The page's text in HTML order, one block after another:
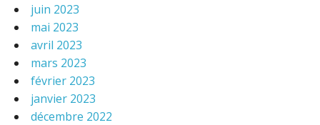
juin 2023
mai 2023
avril 2023
mars 2023
février 2023
janvier 2023
décembre 2022